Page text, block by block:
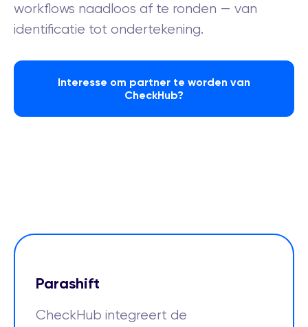
workflows naadloos af te ronden — van
identificatie tot ondertekening.
Interesse om partner te worden van
CheckHub?
Parashift
CheckHub integreert de